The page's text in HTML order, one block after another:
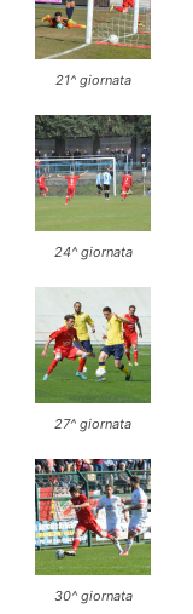
21^ giornata
24^ giornata
27^ giornata
30^ giornata